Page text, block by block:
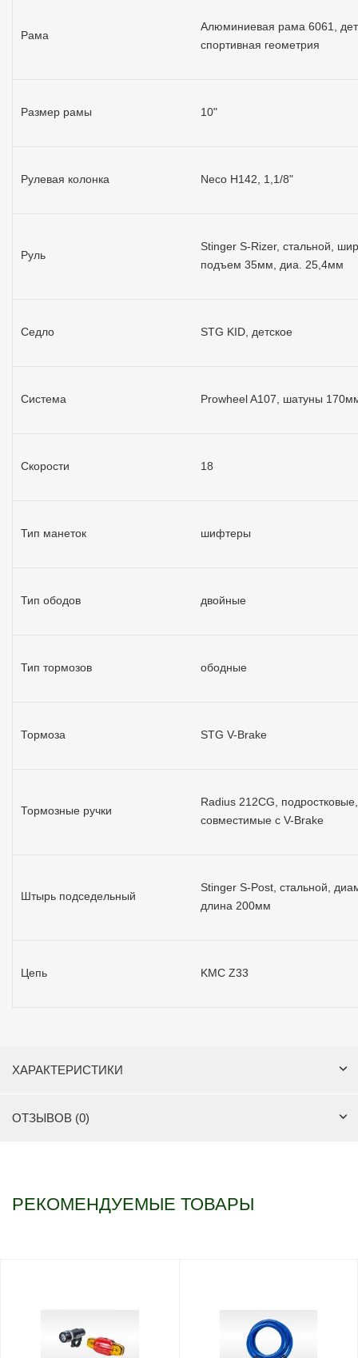
Рама
Алюминиевая рама 6061,
спортивная геометрия
Размер рамы 10"
Рулевая колонка Neco H142, 1,1/8"
Руль
Stinger S-Rizer, стальной,
подъем 35мм, диа. 25,4мм
Седло STG KID, детское
Система Prowheel A107, шатуны
Скорости 18
Тип манеток шифтеры
Тип ободов двойные
Тип тормозов ободные
Тормоза STG V-Brake
Тормозные ручки
Radius 212CG, подростковые,
совместимые с V-Brake
Штырь подседельный
Stinger S-Post, стальной,
длина 200мм
Цепь KMC Z33
ХАРАКТЕРИСТИКИ
ОТЗЫВОВ (0)
РЕКОМЕНДУЕМЫЕ ТОВАРЫ